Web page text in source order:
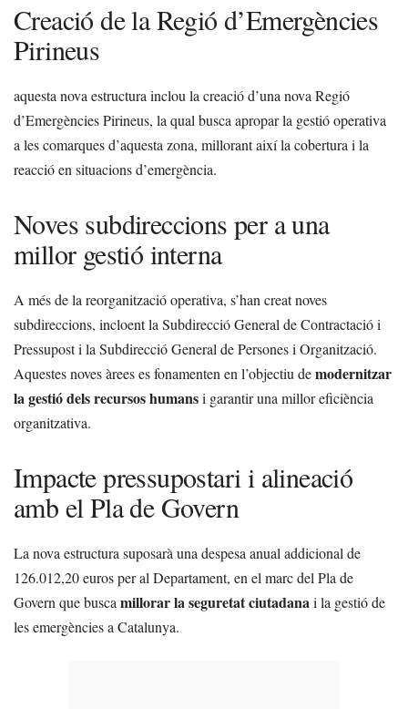
Creació de la Regió d’Emergències
Pirineus
aquesta nova estructura inclou la creació d’una nova Regió
d’Emergències Pirineus, la qual busca apropar la gestió operativa
a les comarques d’aquesta zona, millorant així la cobertura i la
reacció en situacions d’emergència.
Noves subdireccions per a una
millor gestió interna
A més de la reorganització operativa, s’han creat noves
subdireccions, incloent la Subdirecció General de Contractació i
Pressupost i la Subdirecció General de Persones i Organització.
Aquestes noves àrees es fonamenten en l’objectiu demodernitzar
la gestió dels recursos humansi garantir una millor eficiència
organitzativa.
Impacte pressupostari i alineació
amb el Pla de Govern
La nova estructura suposarà una despesa anual addicional de
126.012,20 euros per al Departament, en el marc del Pla de
Govern que busca millorar la seguretat ciutadanai la gestió de
les emergències a Catalunya.